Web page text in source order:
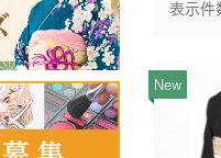
表示件
New